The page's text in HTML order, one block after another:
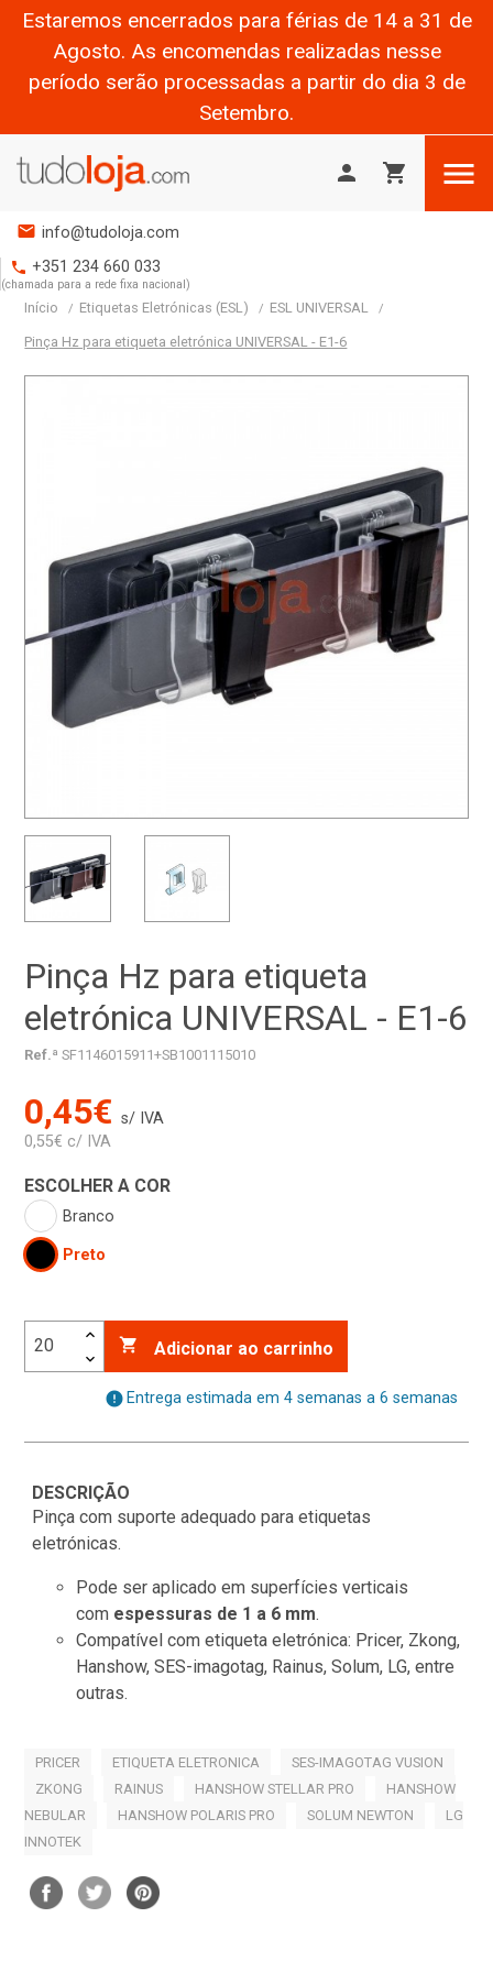
Estaremos encerrados para férias de 14 a 31 de
Agosto. As encomendas realizadas nesse
período serão processadas a partir do dia 3 de
Setembro.
person shopping_cart 
mail info@tudoloja.com
phone +351 234 660 033
(chamada para a rede fixa nacional)
Início Etiquetas Eletrónicas (ESL) ESL UNIVERSAL
Pinça Hz para etiqueta eletrónica UNIVERSAL - E1-6
Pinça Hz para etiqueta
eletrónica UNIVERSAL - E1-6
Ref.ª SF1146015911+SB1001115010
0,45€ s/ IVA
0,55€ c/ IVA
ESCOLHER A COR
Branco
Preto
 Adicionar ao carrinho
error Entrega estimada em 4 semanas a 6 semanas
DESCRIÇÃO
Pinça com suporte adequado para etiquetas
eletrónicas.
Pode ser aplicado em superfícies verticais
com espessuras de 1 a 6 mm.
Compatível com etiqueta eletrónica: Pricer, Zkong,
Hanshow, SES-imagotag, Rainus, Solum, LG, entre
outras.
PRICER ETIQUETA ELETRONICA
SES-IMAGOTAG VUSION
ZKONG
RAINUS HANSHOW STELLAR PRO
HANSHOW
NEBULAR
HANSHOW POLARIS PRO SOLUM NEWTON
LG
INNOTEK